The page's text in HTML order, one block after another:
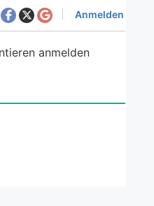
Anmelden
anmelden